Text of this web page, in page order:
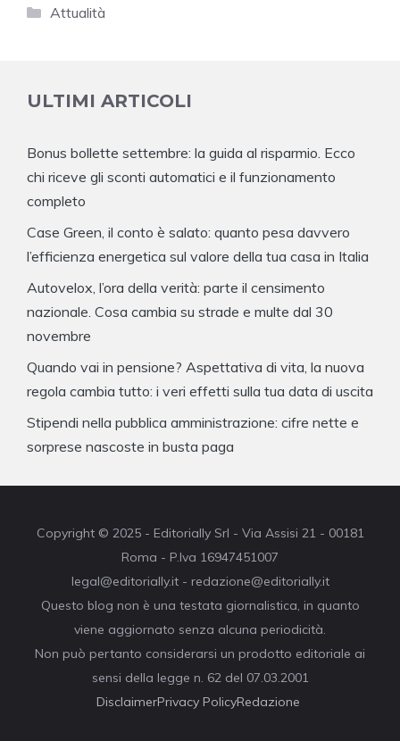
Categorie
Attualità
ULTIMI ARTICOLI
Bonus bollette settembre: la guida al risparmio. Ecco
chi riceve gli sconti automatici e il funzionamento
completo
Case Green, il conto è salato: quanto pesa davvero
l’efficienza energetica sul valore della tua casa in Italia
Autovelox, l’ora della verità: parte il censimento
nazionale. Cosa cambia su strade e multe dal 30
novembre
Quando vai in pensione? Aspettativa di vita, la nuova
regola cambia tutto: i veri effetti sulla tua data di uscita
Stipendi nella pubblica amministrazione: cifre nette e
sorprese nascoste in busta paga
Copyright © 2025 - Editorially Srl - Via Assisi 21 - 00181
Roma - P.Iva 16947451007
legal@editorially.it - redazione@editorially.it
Questo blog non è una testata giornalistica, in quanto
viene aggiornato senza alcuna periodicità.
Non può pertanto considerarsi un prodotto editoriale ai
sensi della legge n. 62 del 07.03.2001
DisclaimerPrivacy PolicyRedazione